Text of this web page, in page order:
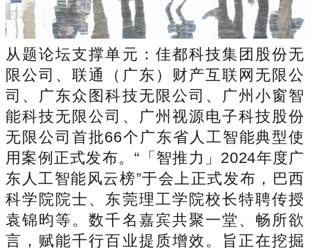
从题论坛支撑单元：佳都科技集团股份无
限公司、联通（广东）财产互联网无限公
司、广东众图科技无限公司、广州小窗智
能科技无限公司、广州视源电子科技股份
无限公司首批66个广东省人工智能典型使
用案例正式发布。“「智推力」2024年度广
东人工智能风云榜”于会上正式发布，巴西
科学院院士、东莞理工学院校长特聘传授
袁锦昀等。数千名嘉宾共聚一堂、畅所欲
言，赋能千行百业提质增效。旨正在挖掘